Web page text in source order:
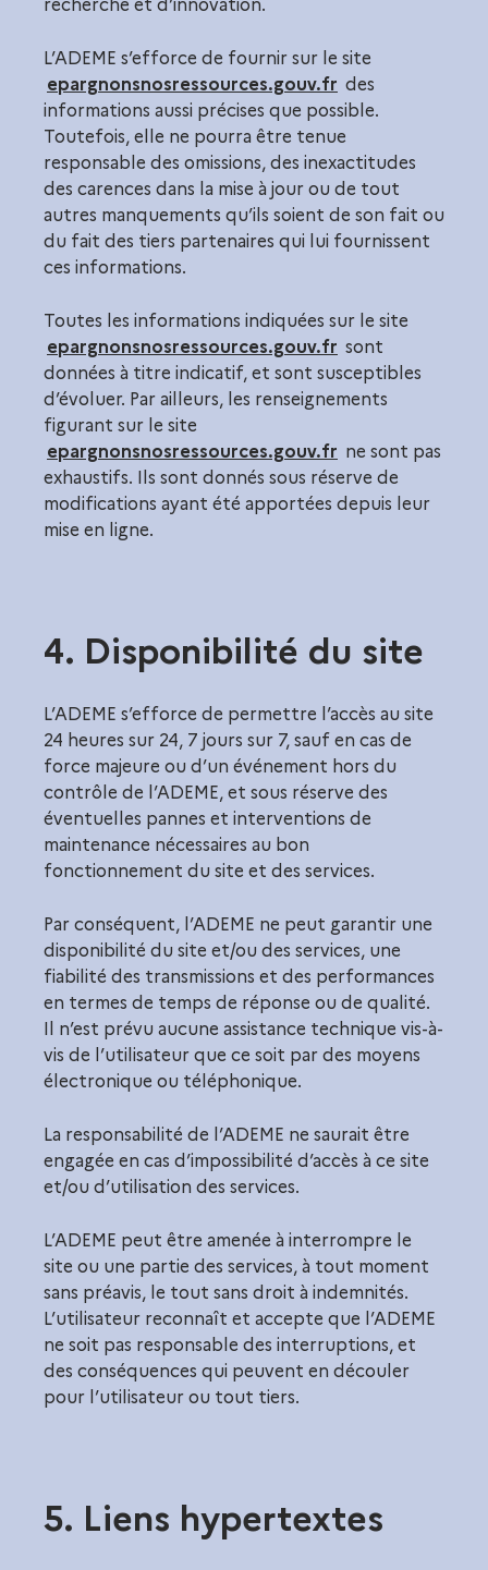
recherche et d’innovation.
L’ADEME s’efforce de fournir sur le site
epargnonsnosressources.gouv.fr des
informations aussi précises que possible.
Toutefois, elle ne pourra être tenue
responsable des omissions, des inexactitudes
des carences dans la mise à jour ou de tout
autres manquements qu’ils soient de son fait ou
du fait des tiers partenaires qui lui fournissent
ces informations.
Toutes les informations indiquées sur le site
epargnonsnosressources.gouv.fr sont
données à titre indicatif, et sont susceptibles
d’évoluer. Par ailleurs, les renseignements
figurant sur le site
epargnonsnosressources.gouv.fr ne sont pas
exhaustifs. Ils sont donnés sous réserve de
modifications ayant été apportées depuis leur
mise en ligne.
4. Disponibilité du site
L’ADEME s’efforce de permettre l’accès au site
24 heures sur 24, 7 jours sur 7, sauf en cas de
force majeure ou d’un événement hors du
contrôle de l’ADEME, et sous réserve des
éventuelles pannes et interventions de
maintenance nécessaires au bon
fonctionnement du site et des services.
Par conséquent, l’ADEME ne peut garantir une
disponibilité du site et/ou des services, une
fiabilité des transmissions et des performances
en termes de temps de réponse ou de qualité.
Il n’est prévu aucune assistance technique vis-à-
vis de l’utilisateur que ce soit par des moyens
électronique ou téléphonique.
La responsabilité de l’ADEME ne saurait être
engagée en cas d’impossibilité d’accès à ce site
et/ou d’utilisation des services.
L’ADEME peut être amenée à interrompre le
site ou une partie des services, à tout moment
sans préavis, le tout sans droit à indemnités.
L’utilisateur reconnaît et accepte que l’ADEME
ne soit pas responsable des interruptions, et
des conséquences qui peuvent en découler
pour l’utilisateur ou tout tiers.
5. Liens hypertextes